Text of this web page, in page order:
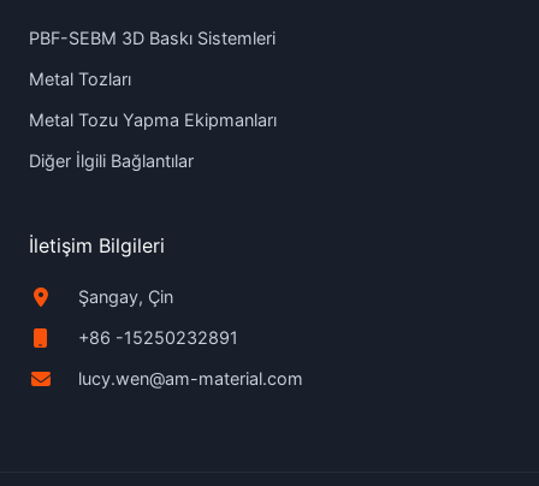
PBF-SEBM 3D Baskı Sistemleri
Metal Tozları
Metal Tozu Yapma Ekipmanları
Diğer İlgili Bağlantılar
İletişim Bilgileri
Şangay, Çin
+86 -15250232891
lucy.wen@am-material.com